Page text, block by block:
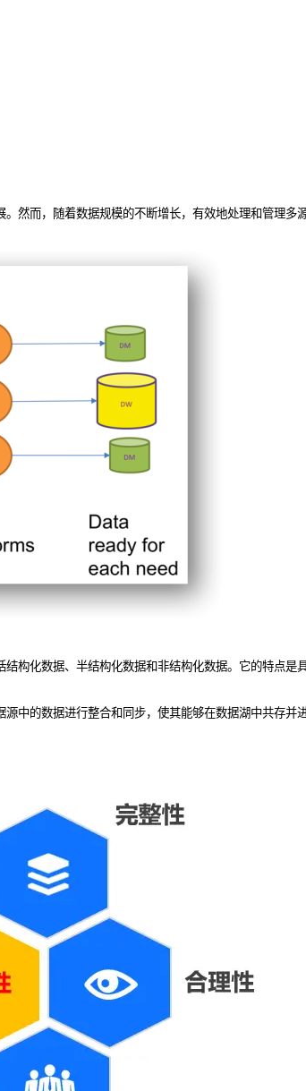
然而，随着数据规模的不断增长，有效地处理和管理多
构化数据、半结构化数据和非结构化数据。它的特点是
中的数据进行整合和同步，使其能够在数据湖中共存